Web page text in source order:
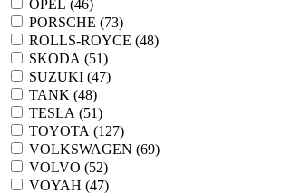
OPEL (46)
PORSCHE (73)
ROLLS-ROYCE (48)
SKODA (51)
SUZUKI (47)
TANK (48)
TESLA (51)
TOYOTA (127)
VOLKSWAGEN (69)
VOLVO (52)
VOYAH (47)